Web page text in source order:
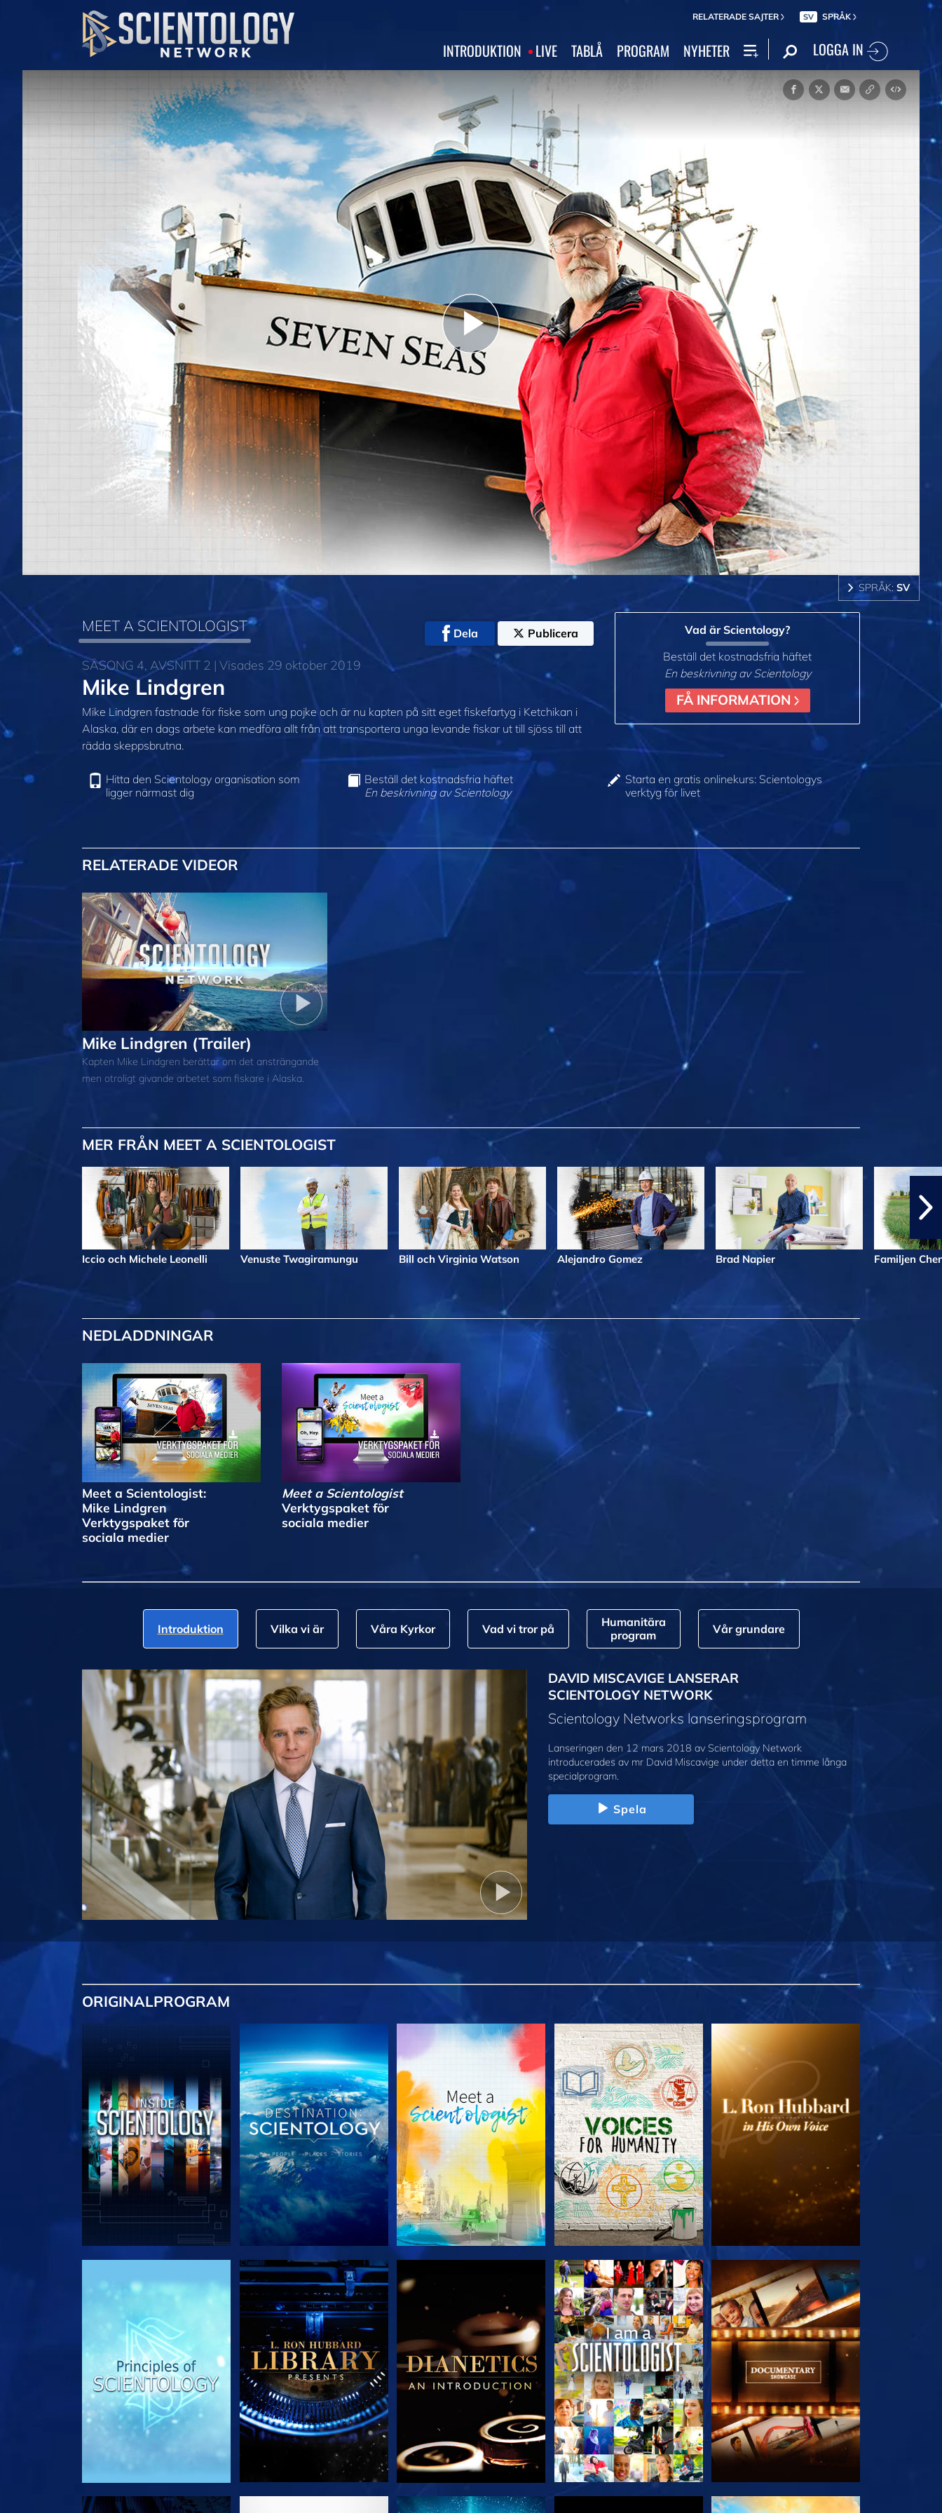
RELATERADE SAJTER SV SPRÅK
INTRODUKTION LIVE TABLÅ PROGRAM NYHETER LOGGA IN
Play
Video
SPRÅK: SV
MEET A SCIENTOLOGIST Dela Publicera
SÄSONG 4, AVSNITT 2 | Visades 29 oktober 2019
Mike Lindgren
Mike Lindgren fastnade för fiske som ung pojke och är nu kapten på sitt eget fiskefartyg i Ketchikan i
Alaska, där en dags arbete kan medföra allt från att transportera unga levande fiskar ut till sjöss till att
rädda skeppsbrutna.
Vad är Scientology?
Beställ det kostnadsfria häftet
En beskrivning av Scientology
FÅ INFORMATION
Hitta den Scientology organisation som
ligger närmast dig
Beställ det kostnadsfria häftet
En beskrivning av Scientology
Starta en gratis onlinekurs: Scientologys
verktyg för livet
RELATERADE VIDEOR
Mike Lindgren (Trailer)
Kapten Mike Lindgren berättar om det ansträngande
men otroligt givande arbetet som fiskare i Alaska.
MER FRÅN MEET A SCIENTOLOGIST
Iccio och Michele Leonelli Venuste Twagiramungu Bill och Virginia Watson Alejandro Gomez Brad Napier Familjen
NEDLADDNINGAR
Meet a Scientologist:
Mike Lindgren
Verktygspaket för
sociala medier
Meet a Scientologist
Verktygspaket för
sociala medier
Introduktion Vilka vi är Våra Kyrkor Vad vi tror på
Humanitära
program
Vår grundare
DAVID MISCAVIGE LANSERAR
SCIENTOLOGY NETWORK
Scientology Networks lanseringsprogram
Lanseringen den 12 mars 2018 av Scientology Network
introducerades av mr David Miscavige under detta en timme långa
specialprogram.
Spela
ORIGINALPROGRAM
UTFORSKA SERIEN UTFORSKA SERIEN UTFORSKA SERIEN UTFORSKA SERIEN UTFORSKA SERIEN